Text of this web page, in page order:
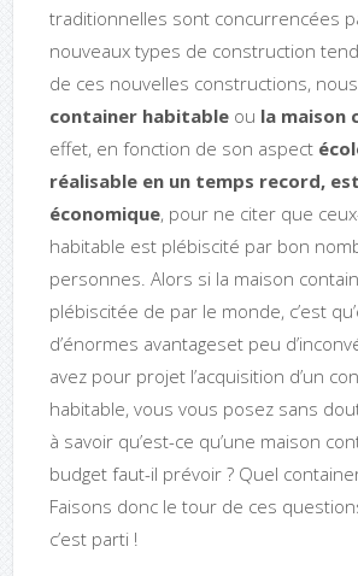
traditionnelles sont concurrencées
nouveaux types de construction
de ces nouvelles constructions,
container habitable ou la maison
effet, en fonction de son aspect
réalisable en un temps record,
économique, pour ne citer que
habitable est plébiscité par bon
personnes. Alors si la maison
plébiscitée de par le monde, c’est
d’énormes avantageset peu
avez pour projet l’acquisition d’un
habitable, vous vous posez sans
à savoir qu’est-ce qu’une maison
budget faut-il prévoir ? Quel
Faisons donc le tour de ces
c’est parti !